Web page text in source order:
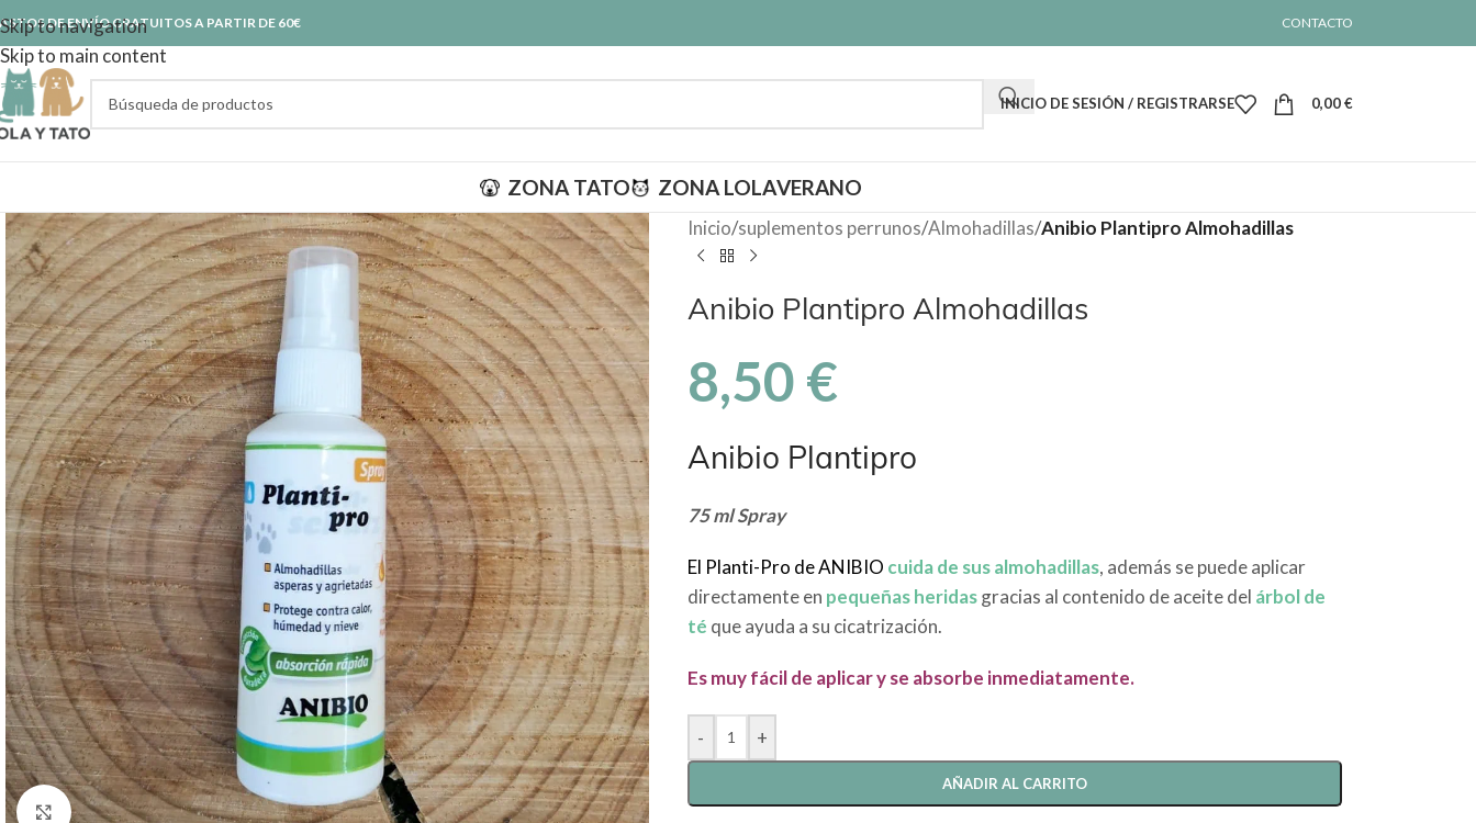
Skip to navigation
Skip to main content
DE ENVÍO GRATUITOS A PARTIR DE 60€ CONTACTO
INICIO DE SESIÓN / REGISTRARSE 0,00€
ZONA TATO ZONA LOLAVERANO
Haga Click para agrandar
Inicio/suplementos perrunos/Almohadillas/Anibio Plantipro Almohadillas
Anibio Plantipro Almohadillas
8,50 €
Anibio Plantipro
75 ml Spray
El Planti-Pro deANIBIO cuida de sus almohadillas, además se puede aplicar
directamente en pequeñas heridasgracias al contenido de aceite del árbol de
té que ayuda a su cicatrización.
Es muy fácil de aplicar y se absorbe inmediatamente.
- +
AÑADIR AL CARRITO